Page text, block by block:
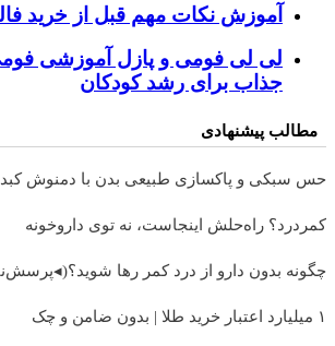
آموزش نکات مهم قبل از خرید
لی لی فومی و پازل آموزشی
جذاب برای رشد کودکان
مطالب پیشنهادی
حس سبکی و پاکسازی طبیعی بدن با دمنوش کبد55%تخفیف
کمردرد؟ راه‌حلش اینجاست، نه توی داروخونه
چگونه بدون دارو از درد کمر رها
۱ میلیارد اعتبار خرید طلا | بدون ضامن و چک